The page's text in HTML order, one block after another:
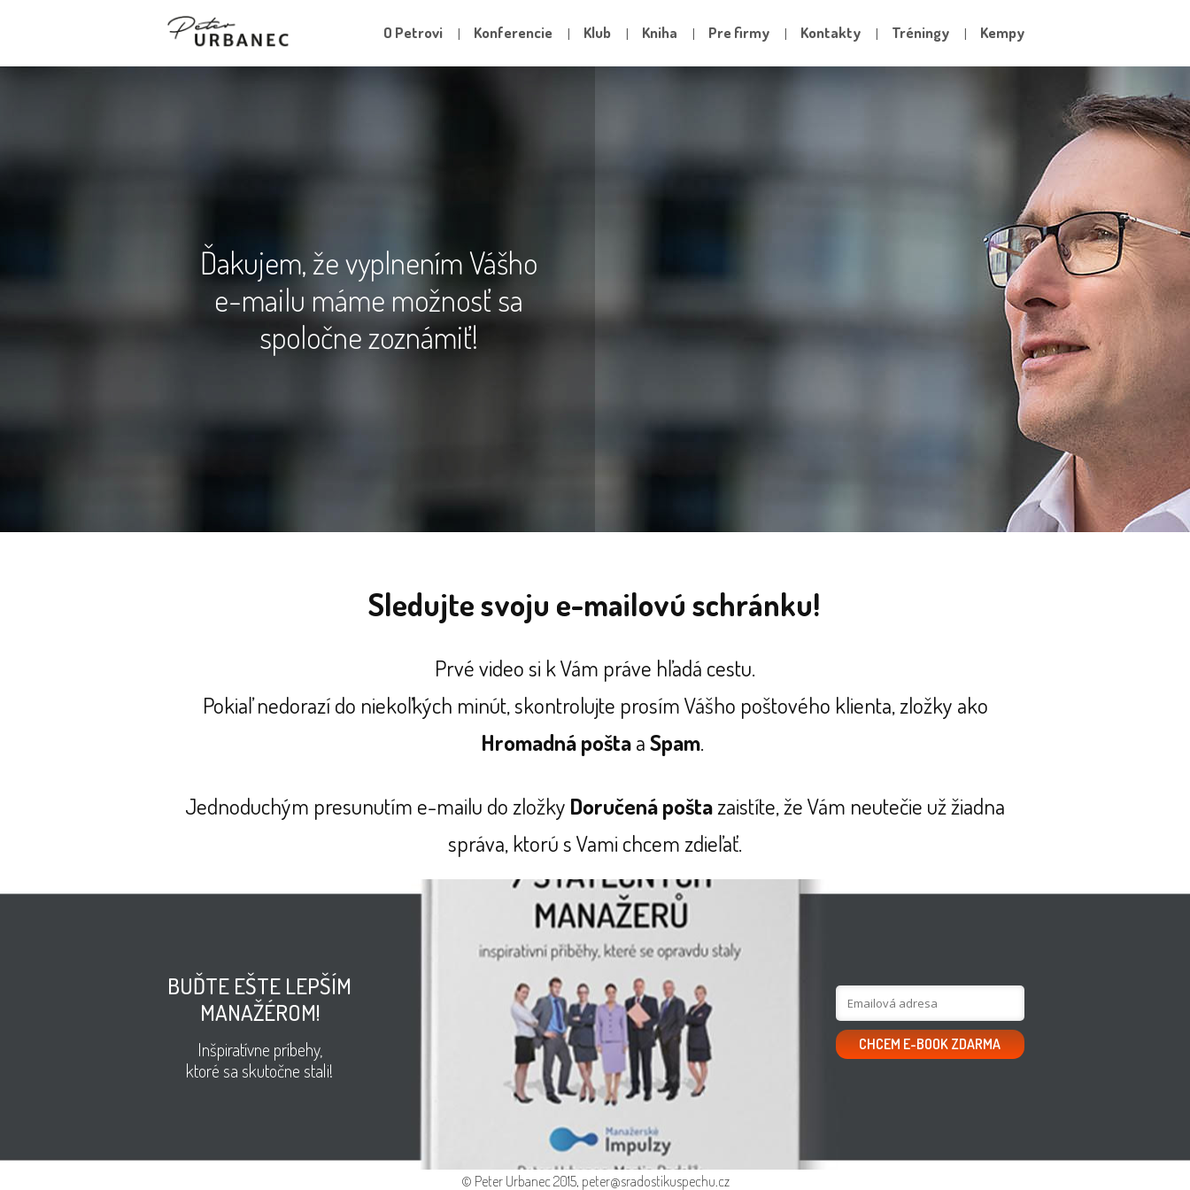
O Petrovi Konferencie Klub Kniha Pre firmy Kontakty Tréningy Kempy
Ďakujem, že vyplnením Vášho
e-mailu máme možnosť sa
spoločne zoznámiť!
Sledujte svoju e-mailovú schránku!
Prvé video si k Vám práve hľadá cestu.
Pokiaľ nedorazí do niekoľkých minút, skontrolujte prosím Vášho poštového klienta, zložky ako
Hromadná poštaaSpam.
Jednoduchým presunutím e-mailu do zložky Doručená poštazaistíte, že Vám neutečie už žiadna
správa, ktorú s Vami chcem zdieľať.
BUĎTE EŠTE LEPŠÍM
MANAŽÉROM!
Inšpiratívne príbehy,
ktoré sa skutočne stali!
CHCEM E-BOOK ZDARMA
© Peter Urbanec 2015, peter@sradostikuspechu.cz